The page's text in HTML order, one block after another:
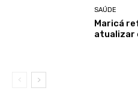
SAÚDE
Maricá
atualizar